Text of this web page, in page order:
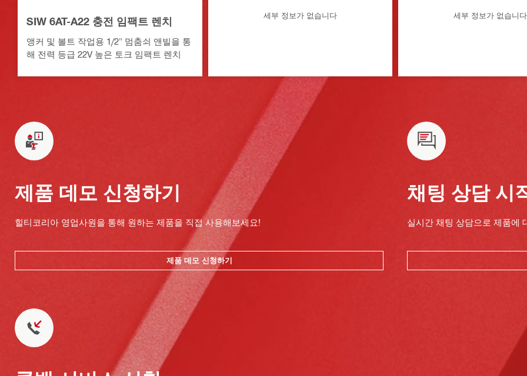
SIW 6AT-A22 충전 임팩트 렌치
앵커 및 볼트 작업용 1/2" 멈춤쇠 앤빌을 통
해 전력 등급 22V 높은 토크 임팩트 렌치
세부 정보가 없습니다 세부 정보가 없습니다
제품 데모 신청하기
힐티코리아 영업사원을 통해 원하는 제품을 직접 사용해보세요!
제품 데모 신청하기
채팅 상담 시
실시간 채팅 상담으로 제품에